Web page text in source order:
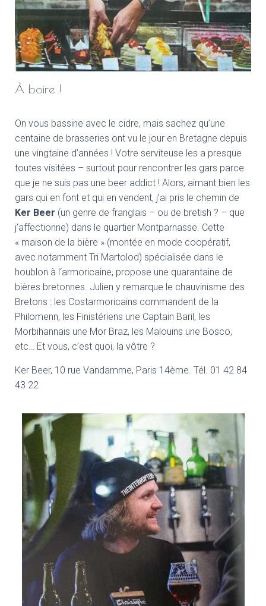
À boire !
On vous bassine avec le cidre, mais sachez qu’une
centaine de brasseries ont vu le jour en Bretagne depuis
une vingtaine d’années ! Votre serviteuse les a presque
toutes visitées – surtout pour rencontrer les gars parce
que je ne suis pas une beer addict ! Alors, aimant bien les
gars qui en font et qui en vendent, j’ai pris le chemin de
Ker Beer (un genre de franglais – ou de bretish ? – que
j’affectionne) dans le quartier Montparnasse. Cette
« maison de la bière » (montée en mode coopératif,
avec notamment Tri Martolod) spécialisée dans le
houblon à l‘armoricaine, propose une quarantaine de
bières bretonnes. Julien y remarque le chauvinisme des
Bretons : les Costarmoricains commandent de la
Philomenn, les Finistériens une Captain Baril, les
Morbihannais une Mor Braz, les Malouins une Bosco,
etc… Et vous, c’est quoi, la vôtre ?
Ker Beer, 10 rue Vandamme, Paris 14ème. Tél. 01 42 84
43 22